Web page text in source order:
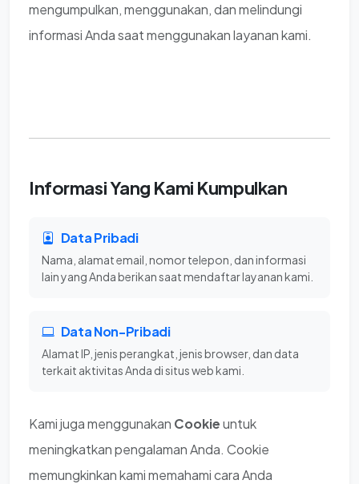
mengumpulkan, menggunakan, dan melindungi
informasi Anda saat menggunakan layanan kami.
Informasi Yang Kami Kumpulkan
Data Pribadi
Nama, alamat email, nomor telepon, dan informasi
lain yang Anda berikan saat mendaftar layanan kami.
Data Non-Pribadi
Alamat IP, jenis perangkat, jenis browser, dan data
terkait aktivitas Anda di situs web kami.
Kami juga menggunakan Cookieuntuk
meningkatkan pengalaman Anda. Cookie
memungkinkan kami memahami cara Anda